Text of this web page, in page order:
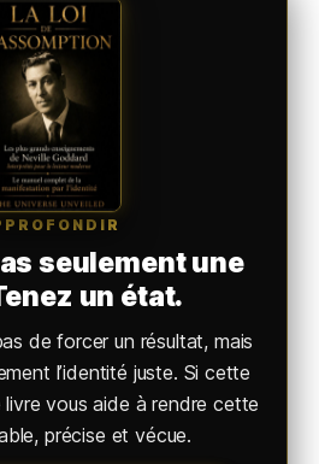
seulement une
un état.
de forcer un résultat, mais
l’identité juste. Si cette
livre vous aide à rendre cette
précise et vécue.